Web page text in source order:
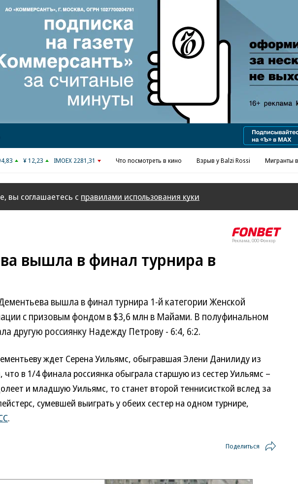
Реклама в «Ъ» www.kommersant.ru/ad
¥ 12,23 IMOEX 2281,31 Что посмотреть в кино Взрыв у Balzi Rossi Мигранты
вы соглашаетесь с правилами использования куки
Реклама, ООО Фонкор
вышла в финал турнира в
вышла в финал турнира 1-й категории Женской
с призовым фондом в $3,6 млн в Майами. В полуфинальном
другую россиянку Надежду Петрову - 6:4, 6:2.
ждет Серена Уильямс, обыгравшая Элени Данилиду из
в 1/4 финала россиянка обыграла старшую из сестер Уильямс –
и младшую Уильямс, то станет второй теннисисткой вслед за
сумевшей выиграть у обеих сестер на одном турнире,
.
Поделиться